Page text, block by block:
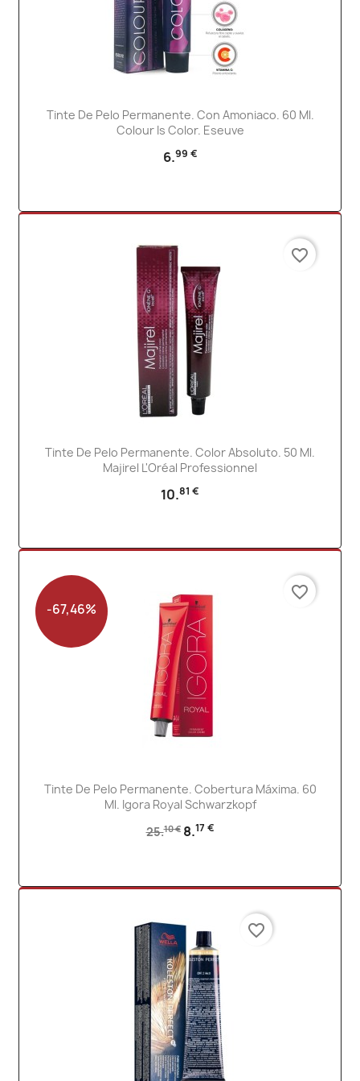
Tinte De Pelo Permanente. Con Amoniaco. 60 Ml.
Colour Is Color. Eseuve
6.99 €
Tinte De Pelo Permanente. Color Absoluto. 50 Ml.
Majirel L'Oréal Professionnel
10.81 €
favorite_border
Tinte De Pelo Permanente. Cobertura Máxima. 60
Ml. Igora Royal Schwarzkopf
25.10 € 8.17 €
-67,46%
favorite_border
favorite_border